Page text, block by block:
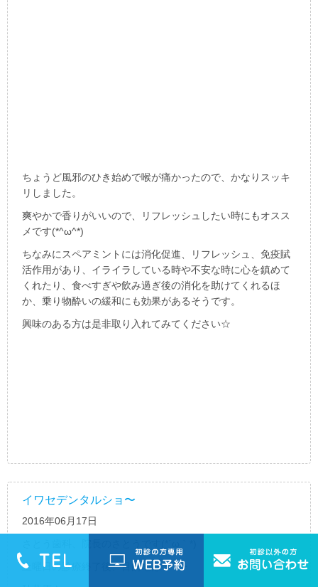
ちょうど風邪のひき始めで喉が痛かったので、かなりスッキ
リしました。
爽やかで香りがいいので、リフレッシュしたい時にもオスス
メです(*^ω^*)
ちなみにスペアミントには消化促進、リフレッシュ、免疫賦
活作用があり、イライラしている時や不安な時に心を鎮めて
くれたり、食べすぎや飲み過ぎ後の消化を助けてくれるほ
か、乗り物酔いの緩和にも効果があるそうです。
興味のある方は是非取り入れてみてください☆
イワセデンタルショ〜
2016年06月17日
土曜日の診療終了後、目的地は・・・